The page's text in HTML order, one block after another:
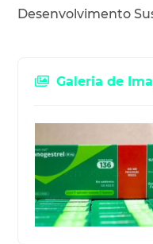
Desenvolvimento
Galeria de